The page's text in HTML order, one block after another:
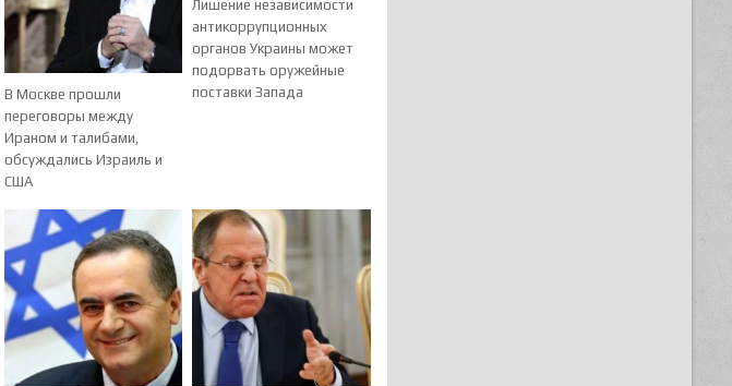
В Москве прошли
переговоры между
Ираном и талибами,
обсуждались Израиль и
США
Лишение независимости
антикоррупционных
органов Украины может
подорвать оружейные
поставки Запада